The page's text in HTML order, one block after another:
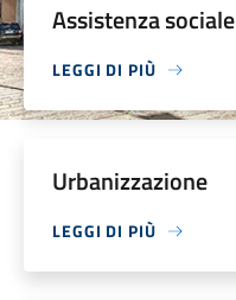
Assistenza sociale
LEGGI DI PIÙ
Urbanizzazione
LEGGI DI PIÙ